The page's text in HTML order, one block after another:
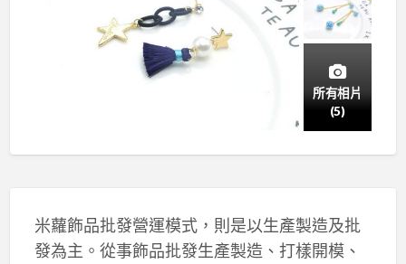
所有相片
(5)
米蘿飾品批發營運模式，則是以生產製造及批
發為主。從事飾品批發生產製造、打樣開模、